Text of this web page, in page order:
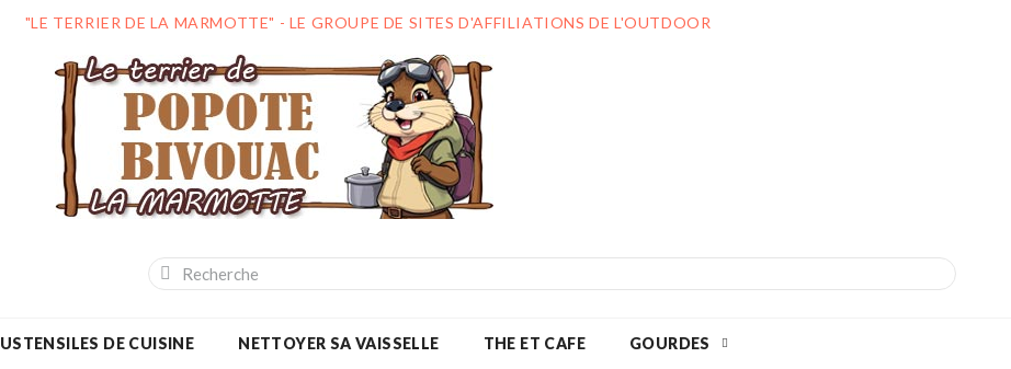
"LE TERRIER DE LA MARMOTTE" - LE GROUPE DE SITES D'AFFILIATIONS DE L'OUTDOOR
USTENSILES DE CUISINE NETTOYER SA VAISSELLE THE ET CAFE GOURDES